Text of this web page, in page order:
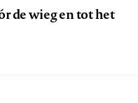
de wieg en tot het